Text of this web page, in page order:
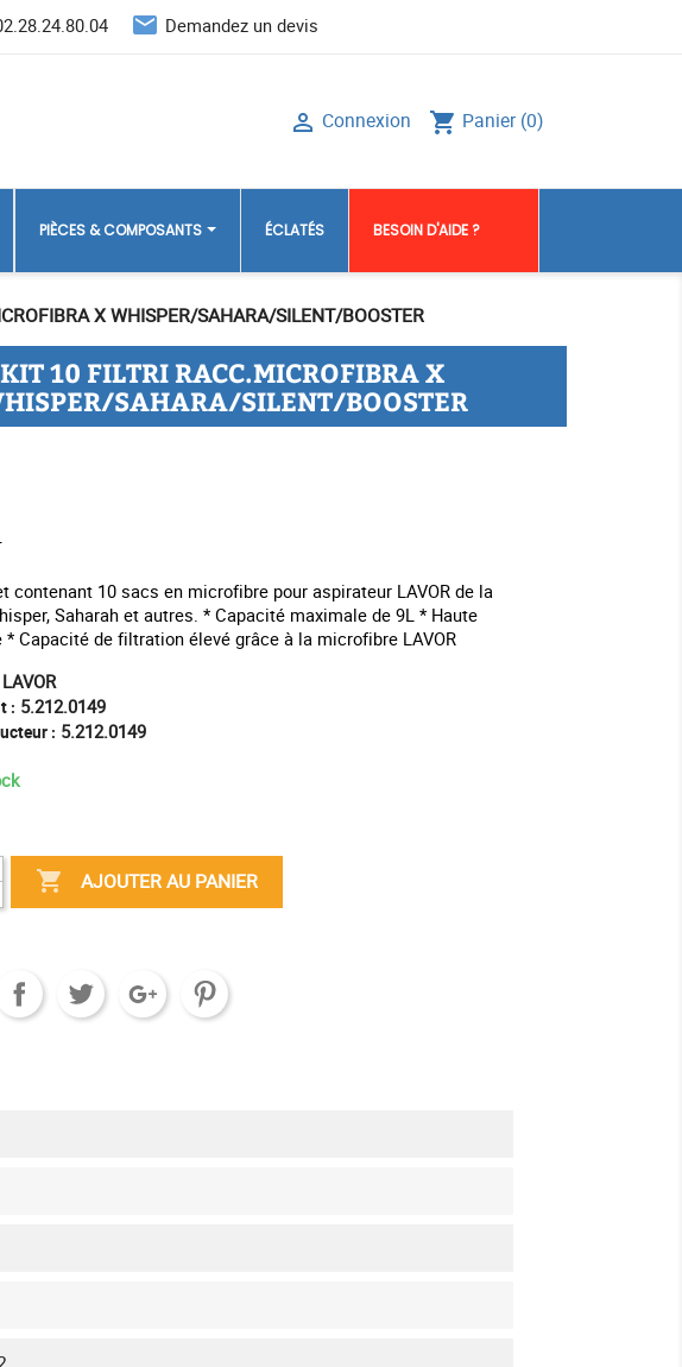
email Demandez un devis
shopping_cart Panier (0)
 Connexion
PIÈCES & COMPOSANTS ÉCLATÉS BESOIN D'AIDE ?
X WHISPER/SAHARA/SILENT/BOOSTER
KIT 10 FILTRI RACC.MICROFIBRA X
SAHARA/SILENT/BOOSTER
contenant 10 sacs en microfibre pour aspirateur LAVOR de la
Saharah et autres. * Capacité maximale de 9L * Haute
* Capacité de filtration élevé grâce à la microfibre LAVOR
LAVOR
: 5.212.0149
: 5.212.0149
 AJOUTER AU PANIER